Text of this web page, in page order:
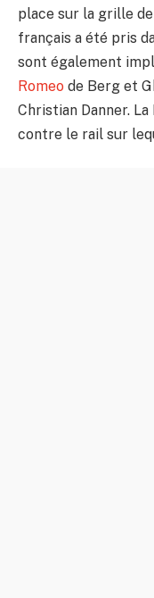
place sur la grille
français a été pris
sont également
Romeo de Berg et
Christian Danner.
contre le rail sur